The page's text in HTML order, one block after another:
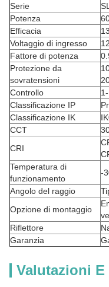
Serie
Potenza
Efficacia
Voltaggio di ingresso
Fattore di potenza
Protezione da
sovratensioni
Controllo
Classificazione IP
Classificazione IK
CCT
CRI
Temperatura di
funzionamento
-
Angolo del raggio
Opzione di montaggio
Riflettore
Garanzia
Valutazioni